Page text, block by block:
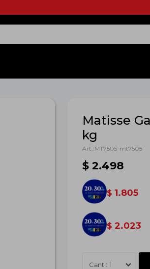
Matisse
kg
MT7505-mt7505
$ 2.498
$ 1.805
$ 2.023
1